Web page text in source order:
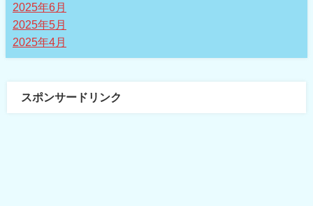
2025年6月
2025年5月
2025年4月
スポンサードリンク